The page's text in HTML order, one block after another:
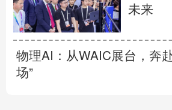
未来
物理AI：从WAIC展台，奔
场”